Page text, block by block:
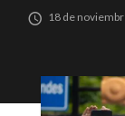
18 de